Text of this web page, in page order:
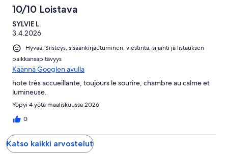
10/10 Loistava
SYLVIE L.
3.4.2026
Hyvää: Siisteys, sisäänkirjautuminen, viestintä, sijainti ja listauksen
paikkansapitävyys
Käännä Googlen avulla
hote très accueillante, toujours le sourire, chambre au calme et
lumineuse.
Yöpyi 4 yötä maaliskuussa 2026
0
Katso kaikki arvostelut